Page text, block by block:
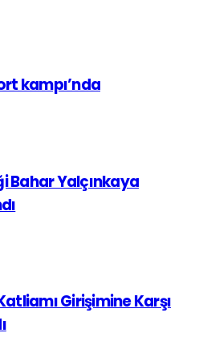
kampı’nda
Bahar Yalçınkaya
Girişimine Karşı